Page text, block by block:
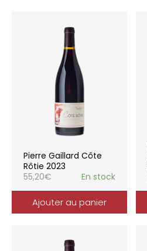
Pierre Gaillard Côte
Rôtie 2023
55,20€ En stock
Ajouter au panier